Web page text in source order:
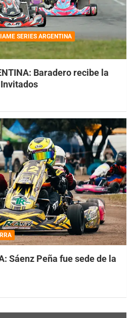
IAME SERIES ARGENTINA
Baradero recibe la
Sáenz Peña fue sede de la